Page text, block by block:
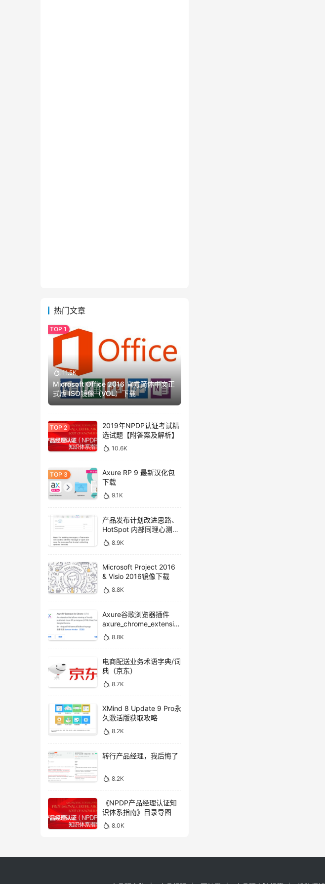
热门文章
11.5K
Microsoft Office 2016 官方简体中文正
式版 ISO镜像（VOL）下载
2019年NPDP认证考试精
选试题【附答案及解析】
10.6K
Axure RP 9 最新汉化包
下载
9.1K
产品发布计划改进思路、
HotSpot 内部同理心测试
方法8.9K
Microsoft Project 2016
& Visio 2016镜像下载
8.8K
Axure谷歌浏览器插件
axure_chrome_extensio
n下载
8.8K
电商配送业务术语字典/词
典（京东）
8.7K
XMind 8 Update 9 Pro永
久激活版获取攻略
8.2K
转行产品经理，我后悔了
8.2K
《NPDP产品经理认证知
识体系指南》目录导图
8.0K